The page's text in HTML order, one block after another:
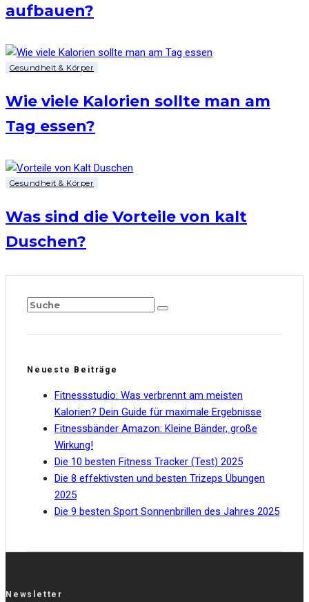
aufbauen?
Gesundheit & Körper
Wie viele Kalorien sollte man am
Tag essen?
Gesundheit & Körper
Was sind die Vorteile von kalt
Duschen?
Neueste Beiträge
Fitnessstudio: Was verbrennt am meisten
Kalorien? Dein Guide für maximale Ergebnisse
Fitnessbänder Amazon: Kleine Bänder, große
Wirkung!
Die 10 besten Fitness Tracker (Test) 2025
Die 8 effektivsten und besten Trizeps Übungen
2025
Die 9 besten Sport Sonnenbrillen des Jahres 2025
Newsletter